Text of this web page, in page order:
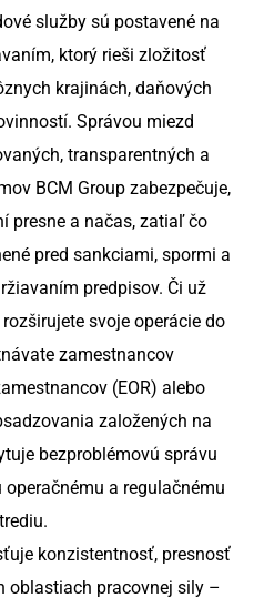
služby sú postavené na
ktorý rieši zložitosť
krajinách, daňových
Správou miezd
transparentných a
BCM Group zabezpečuje,
presne a načas, zatiaľ čo
pred sankciami, spormi a
predpisov. Či už
svoje operácie do
zamestnancov
(EOR) alebo
založených na
bezproblémovú správu
a regulačnému
konzistentnosť, presnosť
oblastiach pracovnej sily –